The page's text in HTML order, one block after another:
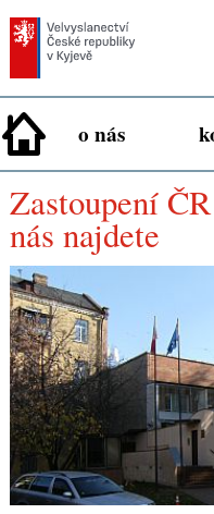
o nás
Zastoupení ČR na Ukrajině – jak
nás najdete